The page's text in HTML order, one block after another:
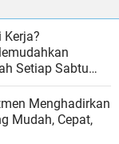
Setiap Sabtu
Menghadirkan
Mudah, Cepat,